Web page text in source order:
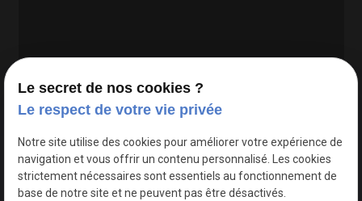
Google Maps Search API est désactivé.
Le secret de nos cookies ?
Le respect de votre vie privée
Notre site utilise des cookies pour améliorer votre expérience de
navigation et vous offrir un contenu personnalisé. Les cookies
strictement nécessaires sont essentiels au fonctionnement de
base de notre site et ne peuvent pas être désactivés.